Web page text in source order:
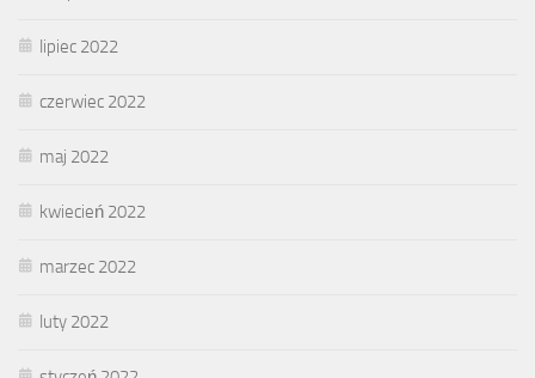
lipiec 2022
czerwiec 2022
maj 2022
kwiecień 2022
marzec 2022
luty 2022